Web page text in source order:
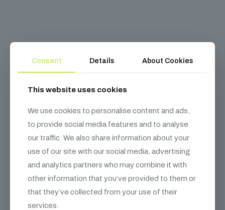
Kapcsolódótermékek
Consent Details About Cookies
This website uses cookies
We use cookies to personalise content and ads,
to provide social media features and to analyse
our traffic. We also share information about your
use of our site with our social media, advertising
and analytics partners who may combine it with
other information that you’ve provided to them or
that they’ve collected from your use of their
services.